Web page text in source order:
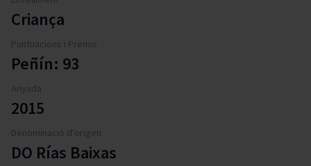
Criança
Puntuacions i Premis
Peñín: 93
Anyada
2015
Denominació d'origen
DO Rías Baixas